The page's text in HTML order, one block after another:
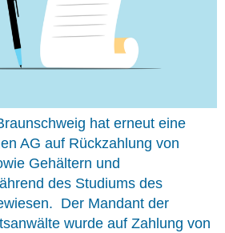
hat erneut eine
AG auf Rückzahlung von
Gehältern und
des Studiums des
Der Mandant der
wurde auf Zahlung von